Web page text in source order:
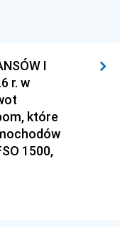
I
r. w
które
1500,